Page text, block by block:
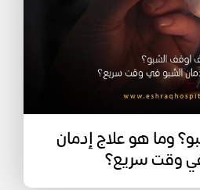
وما هو علاج إدمان
وقت سريع؟